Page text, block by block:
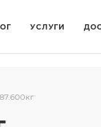
УСЛУГИ